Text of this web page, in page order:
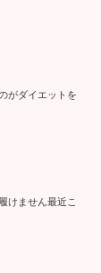
がダイエットを
けません最近こ